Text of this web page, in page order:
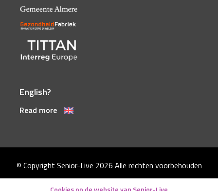
English?
Read more
© Copyright Senior-Live 2026 Alle rechten voorbehouden
Disclaimer